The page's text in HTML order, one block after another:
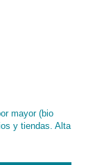
mayor (bio
y tiendas. Alta